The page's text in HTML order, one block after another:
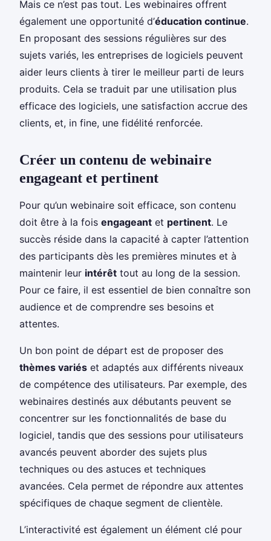
Mais ce n’est pas tout. Les webinaires offrent
également une opportunité d’éducation continue.
En proposant des sessions régulières sur des
sujets variés, les entreprises de logiciels peuvent
aider leurs clients à tirer le meilleur parti de leurs
produits. Cela se traduit par une utilisation plus
efficace des logiciels, une satisfaction accrue des
clients, et, in fine, une fidélité renforcée.
Créer un contenu de webinaire
engageant et pertinent
Pour qu’un webinaire soit efficace, son contenu
doit être à la fois engageant et pertinent. Le
succès réside dans la capacité à capter l’attention
des participants dès les premières minutes et à
maintenir leur intérêt tout au long de la session.
Pour ce faire, il est essentiel de bien connaître son
audience et de comprendre ses besoins et
attentes.
Un bon point de départ est de proposer des
thèmes variés et adaptés aux différents niveaux
de compétence des utilisateurs. Par exemple, des
webinaires destinés aux débutants peuvent se
concentrer sur les fonctionnalités de base du
logiciel, tandis que des sessions pour utilisateurs
avancés peuvent aborder des sujets plus
techniques ou des astuces et techniques
avancées. Cela permet de répondre aux attentes
spécifiques de chaque segment de clientèle.
L’interactivité est également un élément clé pour